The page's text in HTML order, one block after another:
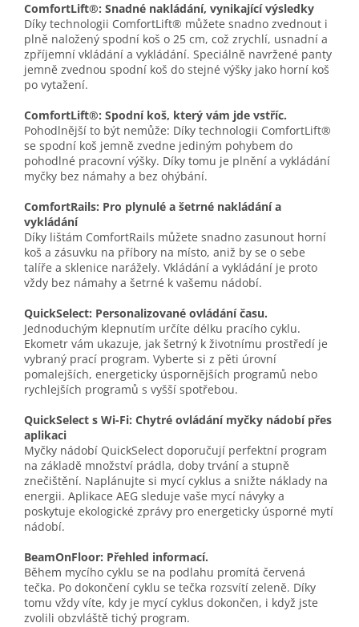
ComfortLift®: Snadné nakládání, vynikající výsledky
Díky technologii ComfortLift® můžete snadno zvednout i
plně naložený spodní koš o 25 cm, což zrychlí, usnadní a
zpříjemní vkládání a vykládání. Speciálně navržené panty
jemně zvednou spodní koš do stejné výšky jako horní koš
po vytažení.
ComfortLift®: Spodní koš, který vám jde vstříc.
Pohodlnější to být nemůže: Díky technologii ComfortLift®
se spodní koš jemně zvedne jediným pohybem do
pohodlné pracovní výšky. Díky tomu je plnění a vykládání
myčky bez námahy a bez ohýbání.
ComfortRails: Pro plynulé a šetrné nakládání a
vykládání
Díky lištám ComfortRails můžete snadno zasunout horní
koš a zásuvku na příbory na místo, aniž by se o sebe
talíře a sklenice narážely. Vkládání a vykládání je proto
vždy bez námahy a šetrné k vašemu nádobí.
QuickSelect: Personalizované ovládání času.
Jednoduchým klepnutím určíte délku pracího cyklu.
Ekometr vám ukazuje, jak šetrný k životnímu prostředí je
vybraný prací program. Vyberte si z pěti úrovní
pomalejších, energeticky úspornějších programů nebo
rychlejších programů s vyšší spotřebou.
QuickSelect s Wi-Fi: Chytré ovládání myčky nádobí přes
aplikaci
Myčky nádobí QuickSelect doporučují perfektní program
na základě množství prádla, doby trvání a stupně
znečištění. Naplánujte si mycí cyklus a snižte náklady na
energii. Aplikace AEG sleduje vaše mycí návyky a
poskytuje ekologické zprávy pro energeticky úsporné mytí
nádobí.
BeamOnFloor: Přehled informací.
Během mycího cyklu se na podlahu promítá červená
tečka. Po dokončení cyklu se tečka rozsvítí zeleně. Díky
tomu vždy víte, kdy je mycí cyklus dokončen, i když jste
zvolili obzvláště tichý program.